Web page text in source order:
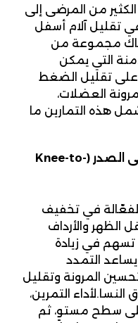
من المرضى إلى
في تقليل آلام أسفل
مجموعة من
التي يمكن
على تقليل الضغط
العضلات،
هذه التمارين ما
الصدر
(Knee-to-
في تخفيف
والأرداف
في زيادة
التمدد
المرونة وتقليل
النسا.لأداء التمرين،
سطح مستوٍ، ثم